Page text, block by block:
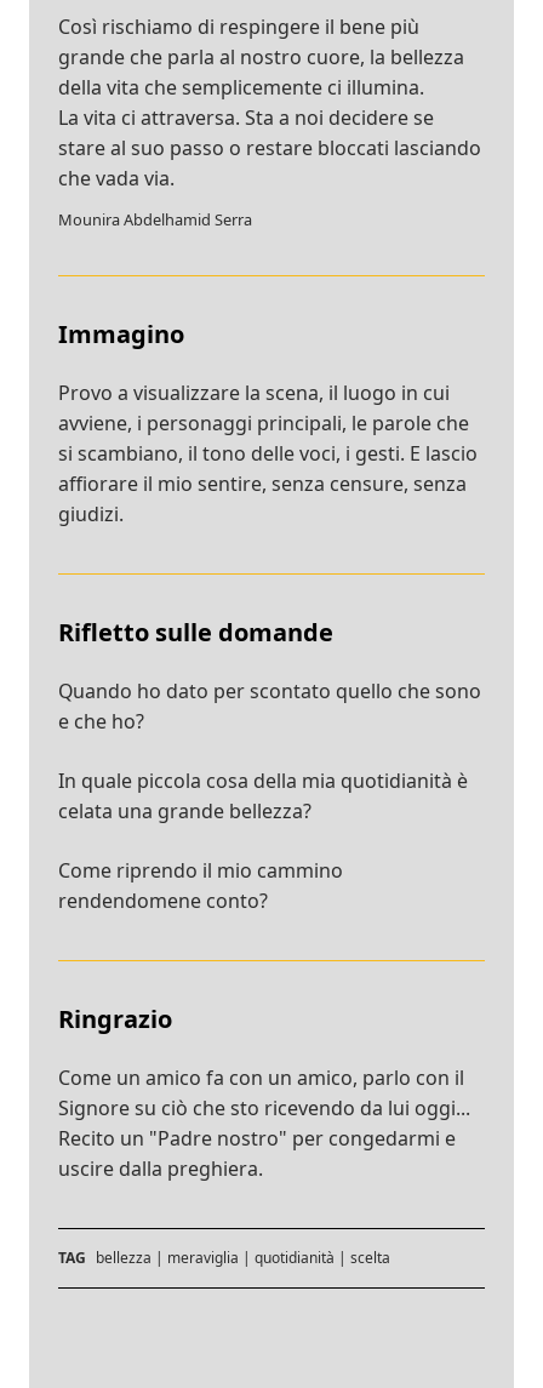
Così rischiamo di respingere il bene più
grande che parla al nostro cuore, la bellezza
della vita che semplicemente ci illumina.
La vita ci attraversa. Sta a noi decidere se
stare al suo passo o restare bloccati lasciando
che vada via.
Mounira Abdelhamid Serra
Immagino
Provo a visualizzare la scena, il luogo in cui
avviene, i personaggi principali, le parole che
si scambiano, il tono delle voci, i gesti. E lascio
affiorare il mio sentire, senza censure, senza
giudizi.
Rifletto sulle domande
Quando ho dato per scontato quello che sono
e che ho?
In quale piccola cosa della mia quotidianità è
celata una grande bellezza?
Come riprendo il mio cammino
rendendomene conto?
Ringrazio
Come un amico fa con un amico, parlo con il
Signore su ciò che sto ricevendo da lui oggi...
Recito un "Padre nostro" per congedarmi e
uscire dalla preghiera.
TAG bellezza | meraviglia | quotidianità | scelta